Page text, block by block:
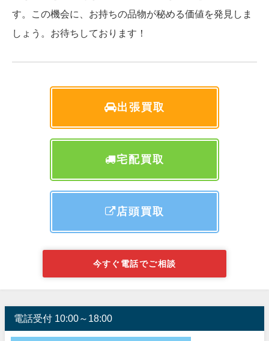
す。この機会に、お持ちの品物が秘める価値を発見しま
しょう。お待ちしております！
出張買取
宅配買取
店頭買取
今すぐ電話でご相談
電話受付 10:00～18:00